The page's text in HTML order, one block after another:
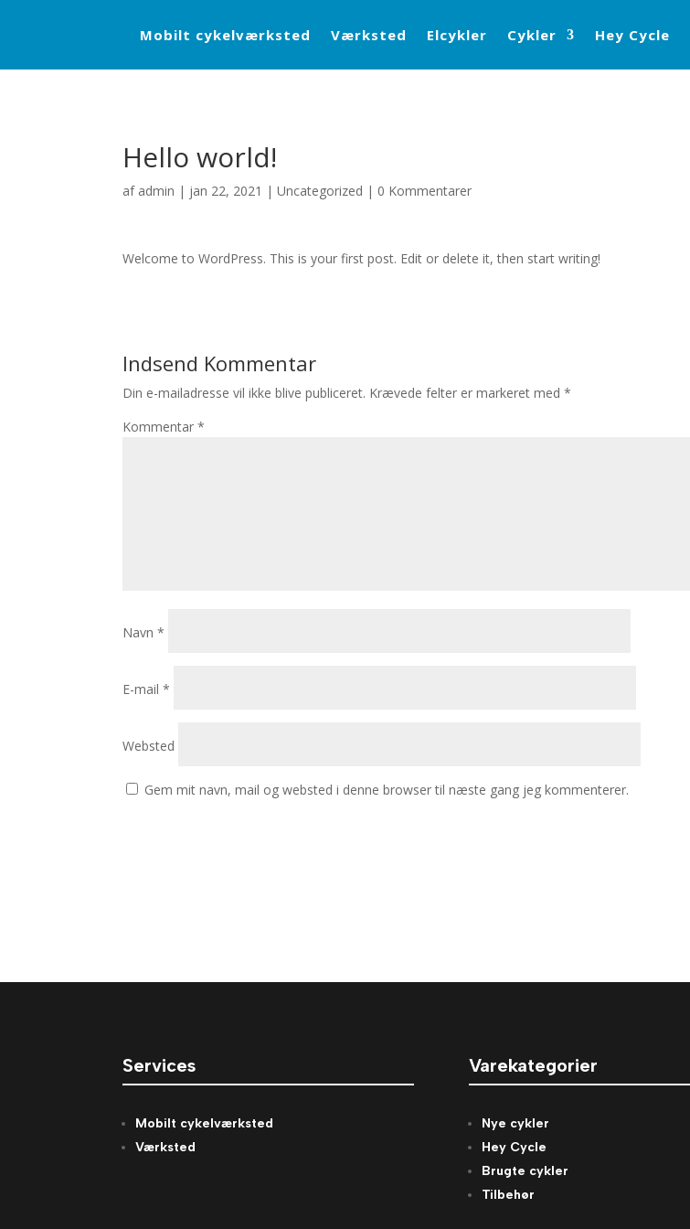
Mobilt cykelværksted Værksted Elcykler Cykler Hey Cycle
Hello world!
af admin | jan 22, 2021 |Uncategorized | 0 Kommentarer
Welcome to WordPress. This is your first post. Edit or delete it, then start writing!
Indsend Kommentar
Din e-mailadresse vil ikke blive publiceret. Krævede felter er markeret med*
Kommentar*
Navn*
E-mail*
Websted
Gem mit navn, mail og websted i denne browser til næste gang jeg kommenterer.
Services
Mobilt cykelværksted
Værksted
Varekategorier
Nye cykler
Hey Cycle
Brugte cykler
Tilbehør